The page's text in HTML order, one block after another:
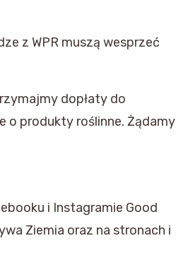
z WPR muszą wesprzeć
dopłaty do
o produkty roślinne. Żądamy
i Instagramie Good
Ziemia oraz na stronach i